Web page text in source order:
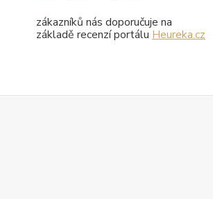
zákazníků nás doporučuje na
základě recenzí portálu Heureka.cz